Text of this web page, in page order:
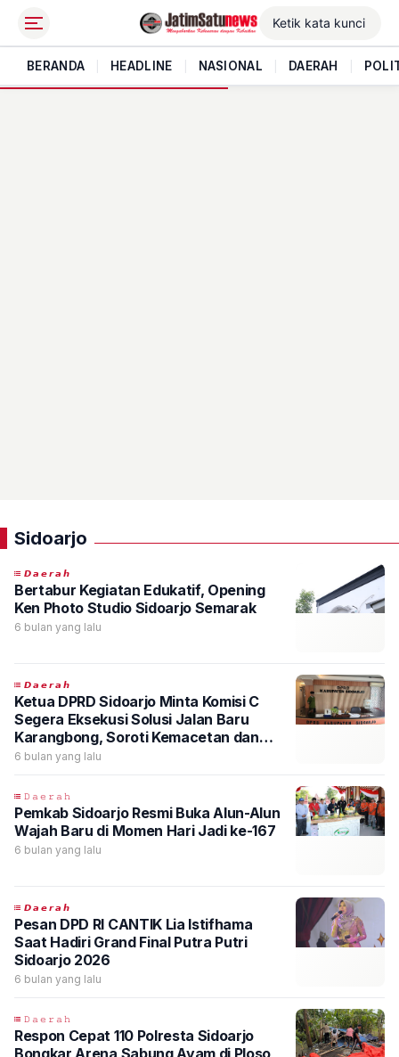
BERANDA HEADLINE NASIONAL DAERAH
Sidoarjo
𝘿𝙖𝙚𝙧𝙖𝙝
Bertabur Kegiatan Edukatif, Opening
Ken Photo Studio Sidoarjo Semarak
6 bulan yang lalu
𝘿𝙖𝙚𝙧𝙖𝙝
Ketua DPRD Sidoarjo Minta Komisi C
Segera Eksekusi Solusi Jalan Baru
Karangbong, Soroti Kemacetan dan
Truk Besar
6 bulan yang lalu
𝙳𝚊𝚎𝚛𝚊𝚑
Pemkab Sidoarjo Resmi Buka Alun-Alun
Wajah Baru di Momen Hari Jadi ke-167
6 bulan yang lalu
𝘿𝙖𝙚𝙧𝙖𝙝
Pesan DPD RI CANTIK Lia Istifhama
Saat Hadiri Grand Final Putra Putri
Sidoarjo 2026
6 bulan yang lalu
𝙳𝚊𝚎𝚛𝚊𝚑
Respon Cepat 110 Polresta Sidoarjo
Bongkar Arena Sabung Ayam di Ploso